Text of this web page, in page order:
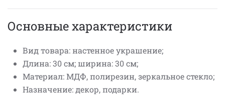
Основные характеристики
Вид товара: настенное украшение;
Длина: 30 см; ширина: 30 см;
Материал: МДФ, полирезин, зеркальное стекло;
Назначение: декор, подарки.